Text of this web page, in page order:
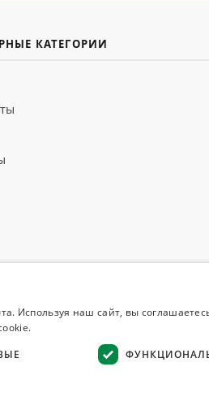
КАТЕГОРИИ
Используя наш сайт, вы